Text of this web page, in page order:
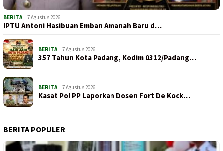
BERITA 7 Agustus 2026
IPTU Antoni Hasibuan Emban Amanah Baru d…
BERITA 7 Agustus 2026
357 Tahun Kota Padang, Kodim 0312/Padang…
BERITA 7 Agustus 2026
Kasat Pol PP Laporkan Dosen Fort De Kock…
BERITA POPULER